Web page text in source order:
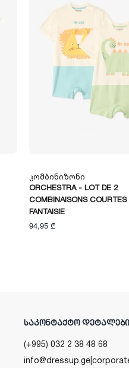
Კომბინიზონი
ORCHESTRA - LOT DE 2
COMBINAISONS
FANTAISIE
94,95 ₾
ᲡᲐᲙᲝᲜᲢᲐᲥᲢᲝ ᲓᲔᲢᲐᲚᲔᲑᲘ
(+995) 032 2 38 48 68
info@dressup.ge